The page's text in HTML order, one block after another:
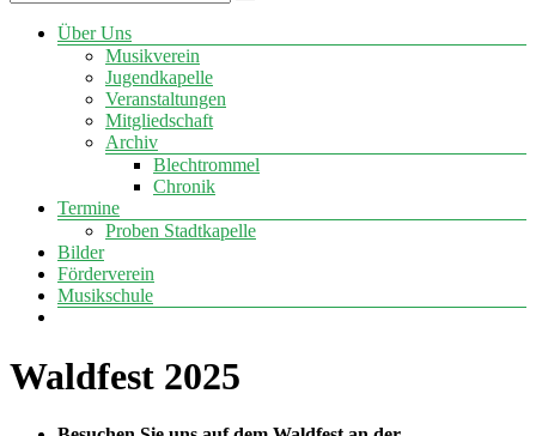
Menü
Über Uns
Musikverein
Jugendkapelle
Veranstaltungen
Mitgliedschaft
Archiv
Blechtrommel
Chronik
Termine
Proben Stadtkapelle
Bilder
Förderverein
Musikschule
Waldfest 2025